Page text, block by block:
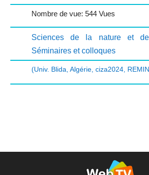
Nombre de vue: 544 Vues
Sciences de la nature et
Séminaires et colloques
(Univ. Blida Algérie, ciza2024,